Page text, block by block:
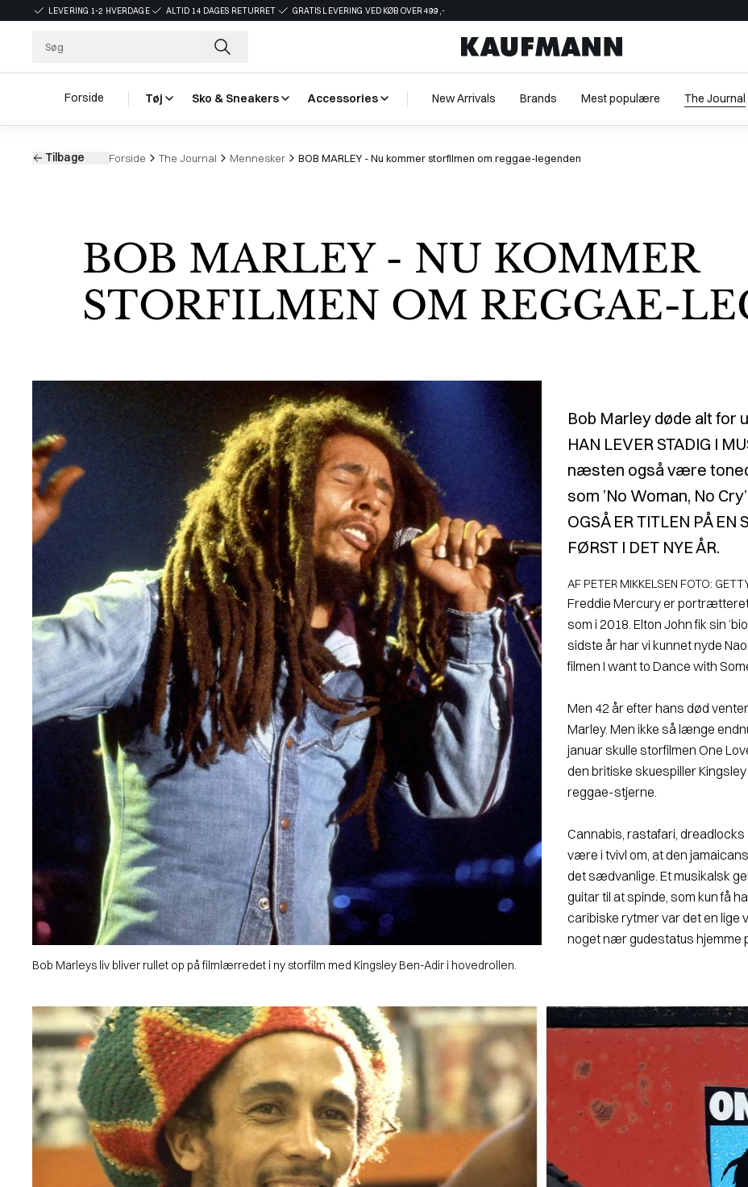
LEVERING 1-2 HVERDAGE ALTID 14 DAGES RETURRET GRATIS LEVERING VED KØB OVER 499,-
Forside Tøj Sko & Sneakers Accessories New Arrivals Brands Mest populære The Journal
Tilbage Forside The Journal Mennesker BOB MARLEY - Nu kommer storfilmen om reggae-legenden
BOB MARLEY - NU KOMMER
STORFILMEN OM REGGAE-
Bob Marleys liv bliver rullet op på filmlærredet i ny storfilm med Kingsley Ben-Adir i hovedrollen.
Bob Marley døde alt for
HAN LEVER STADIG I
næsten også være
som ’No Woman, No
OGSÅ ER TITLEN PÅ EN
FØRST I DET NYE ÅR.
AF PETER MIKKELSEN FOTO:
Freddie Mercury er portrætteret
som i 2018. Elton John fik sin
sidste år har vi kunnet nyde
filmen I want to Dance with
Men 42 år efter hans død
Marley. Men ikke så længe
januar skulle storfilmen One
den britiske skuespiller
reggae-stjerne.
Cannabis, rastafari, dreadlocks
være i tvivl om, at den
det sædvanlige. Et musikalsk
guitar til at spinde, som kun få
caribiske rytmer var det en lige
noget nær gudestatus hjemme